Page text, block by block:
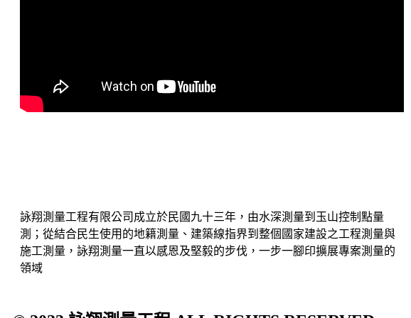
詠翔測量工程有限公司成立於民國九十三年，由水深測量到玉山控制點量
測；從結合民生使用的地籍測量、建築線指界到整個國家建設之工程測量與
施工測量，詠翔測量一直以感恩及堅毅的步伐，一步一腳印擴展專案測量的
領域